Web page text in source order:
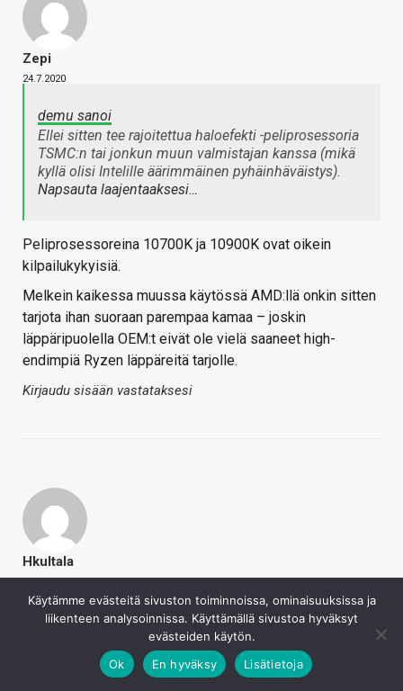
Zepi
24.7.2020
demu sanoi
Ellei sitten tee rajoitettua haloefekti -peliprosessoria
TSMC:n tai jonkun muun valmistajan kanssa (mikä
kyllä olisi Intelille äärimmäinen pyhäinhäväistys).
Napsauta laajentaaksesi…
Peliprosessoreina 10700K ja 10900K ovat oikein
kilpailukykyisiä.
Melkein kaikessa muussa käytössä AMD:llä onkin sitten
tarjota ihan suoraan parempaa kamaa – joskin
läppäripuolella OEM:t eivät ole vielä saaneet high-
endimpiä Ryzen läppäreitä tarjolle.
Kirjaudu sisään vastataksesi
Hkultala
demu sanoi
Sijoittajien reaktio
Käytämme evästeitä sivuston toiminnoissa, ominaisuuksissa ja
liikenteen analysoinnissa. Käyttämällä sivustoa hyväksyt
evästeiden käytön.
Ok
En hyväksy Lisätietoja